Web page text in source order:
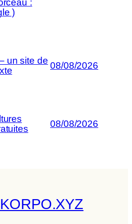
:
)
un site de 08/08/2026
08/08/2026